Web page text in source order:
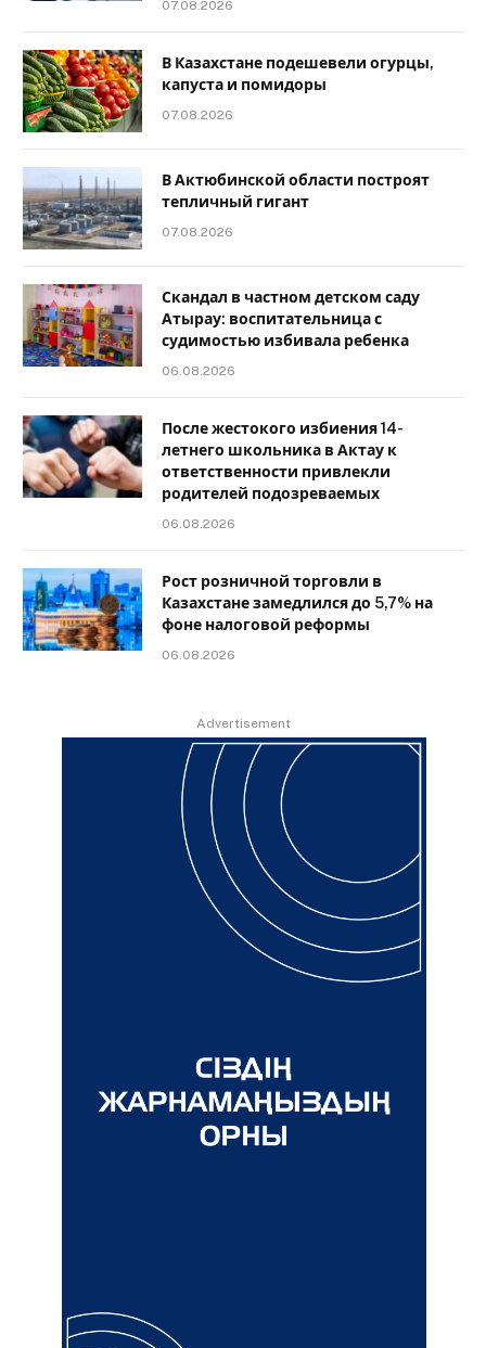
07.08.2026
В Казахстане подешевели огурцы,
капуста и помидоры
07.08.2026
В Актюбинской области построят
тепличный гигант
07.08.2026
Скандал в частном детском саду
Атырау: воспитательница с
судимостью избивала ребенка
06.08.2026
После жестокого избиения 14-
летнего школьника в Актау к
ответственности привлекли
родителей подозреваемых
06.08.2026
Рост розничной торговли в
Казахстане замедлился до 5,7% на
фоне налоговой реформы
06.08.2026
Advertisement